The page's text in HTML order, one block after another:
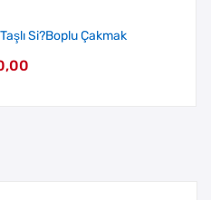
Si?Boplu Çakmak